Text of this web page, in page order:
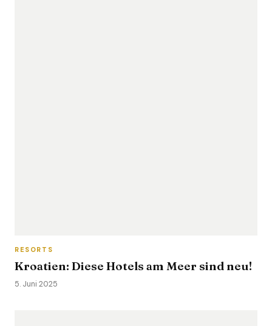
RESORTS
Kroatien: Diese Hotels am Meer sind neu!
5. Juni 2025